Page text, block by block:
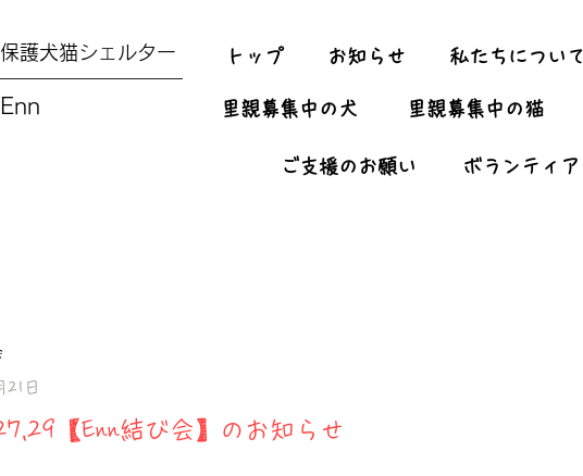
保護犬猫シェルター トップ お知らせ 私たちについて
Enn 里親募集中の犬 里親募集中の猫
ご支援のお願い ボランティア
日
【Enn結び会】のお知らせ